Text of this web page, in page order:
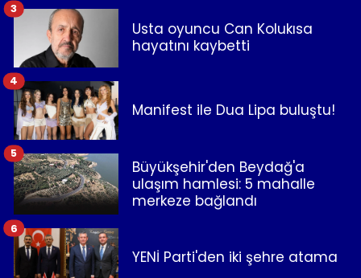
Usta oyuncu Can Kolukısa
hayatını kaybetti
3
Manifest ile Dua Lipa buluştu!
4
Büyükşehir'den Beydağ'a
ulaşım hamlesi: 5 mahalle
merkeze bağlandı
5
YENİ Parti'den iki şehre atama
6